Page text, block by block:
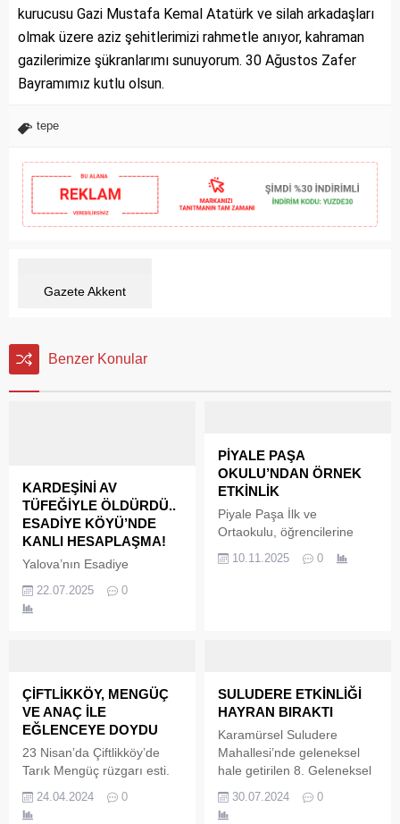
kurucusu Gazi Mustafa Kemal Atatürk ve silah arkadaşları
olmak üzere aziz şehitlerimizi rahmetle anıyor, kahraman
gazilerimize şükranlarımı sunuyorum. 30 Ağustos Zafer
Bayramımız kutlu olsun.
tepe
Gazete Akkent
Benzer Konular
KARDEŞİNİ AV
TÜFEĞİYLE ÖLDÜRDÜ..
ESADİYE KÖYÜ’NDE
KANLI HESAPLAŞMA!
Yalova’nın Esadiye
verecek meselesi yüzünden
çıkan tartışmada bir kişi, öz
yakalanması için çalışmalar
sürüyor.
22.07.2025 0
PİYALE PAŞA
OKULU’NDAN ÖRNEK
ETKİNLİK
Piyale Paşa İlk ve
Ortaokulu, öğrencilerine
ve sorumlu vatandaşlık
öğrenciler hem doğayla iç
içe bir gün geçirdi hem de
çevreye karşı sorumluluk
bilincini pekiştirdi.
10.11.2025 0
ÇİFTLİKKÖY, MENGÜÇ
VE ANAÇ İLE
EĞLENCEYE DOYDU
23 Nisan’da Çiftlikköy’de
Tarık Mengüç rüzgarı esti.
düzenlediği 23 Nisan
24.04.2024 0
SULUDERE ETKİNLİĞİ
HAYRAN BIRAKTI
Karamürsel Suludere
Mahallesi’nde geleneksel
hale getirilen 8. Geleneksel
sonu gerçekleştirildi.
30.07.2024 0